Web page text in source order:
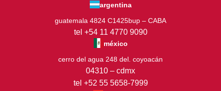
argentina
guatemala 4824 C1425bup – CABA
tel +54 11 4770 9090
méxico
cerro del agua 248 del. coyoacán
04310 – cdmx
tel +52 55 5658-7999